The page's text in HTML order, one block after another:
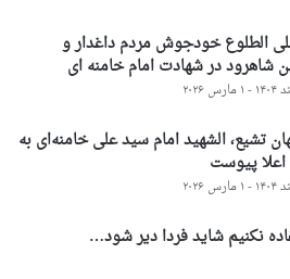
الطلوع خودجوش مردم داغدار و
شاهرود در شهادت امام خامنه ای
تشیع، الشهید امام سید علی خامنه‌ای به
پیوست
نکنیم شاید فردا دیر شود…